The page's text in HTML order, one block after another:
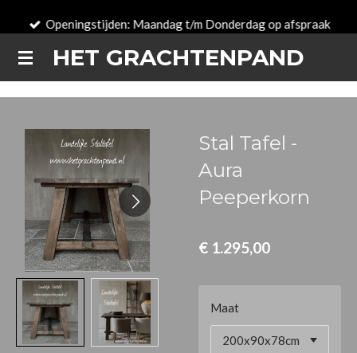
naar
de
HET GRACHTENPAND
Openingstijden: Maandag t/m Donderdag op afspraak
Stal Tafel -
Aura
Peeperkorn
€ 1.295,00
Maat